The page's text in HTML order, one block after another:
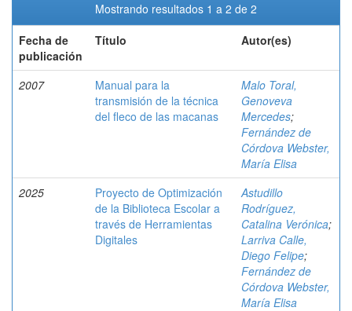
Mostrando resultados 1 a 2 de 2
Fecha de
publicación
Título Autor(es)
2007
Manual para la
transmisión de la técnica
del fleco de las macanas
Malo Toral,
Genoveva
Mercedes;
Fernández de
Córdova Webster,
María Elisa
2025
Proyecto de Optimización
de la Biblioteca Escolar a
través de Herramientas
Digitales
Astudillo
Rodríguez,
Catalina Verónica;
Larriva Calle,
Diego Felipe;
Fernández de
Córdova Webster,
María Elisa